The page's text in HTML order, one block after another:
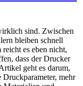
sind. Zwischen
bleiben schnell
es eben nicht,
dass der Drucker
geht es darum,
mehr